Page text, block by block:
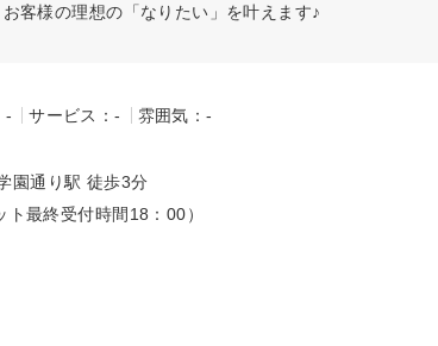
客様の理想の「なりたい」を叶えます♪
- サービス：-
雰囲気：-
園通り駅 徒歩3分
最終受付時間18：00）